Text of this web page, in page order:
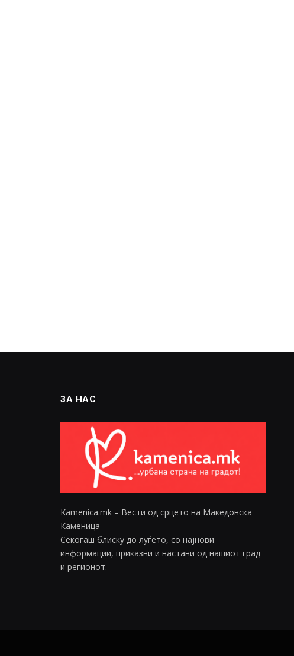
ЗА НАС
Kamenica.mk – Вести од срцето на Македонска
Каменица
Секогаш блиску до луѓето, со најнови
информации, приказни и настани од нашиот град
и регионот.